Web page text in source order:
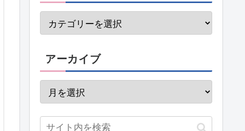
アーカイブ